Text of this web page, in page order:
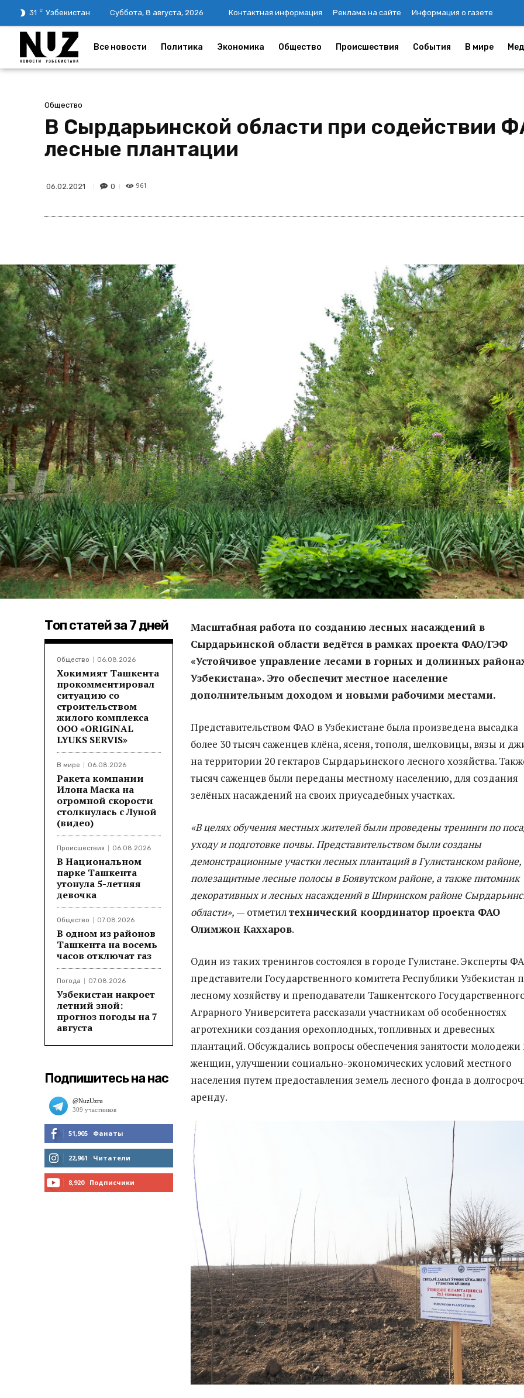
31 C Узбекистан Суббота, 8 августа, 2026 Контактная информация Реклама на сайте Информация о газете
Все новости Политика Экономика Общество Происшествия События В мире
Общество
В Сырдарьинской области при содействии
лесные плантации
06.02.2021 0 961
Топ статей за 7 дней
Общество 06.08.2026
Хокимият Ташкента
прокомментировал
ситуацию со
строительством
жилого комплекса
ООО «ORIGINAL
LYUKS SERVIS»
В мире 06.08.2026
Ракета компании
Илона Маска на
огромной скорости
столкнулась с Луной
(видео)
Происшествия 06.08.2026
В Национальном
парке Ташкента
утонула 5-летняя
девочка
Общество 07.08.2026
В одном из районов
Ташкента на восемь
часов отключат газ
Погода 07.08.2026
Узбекистан накроет
летний зной:
прогноз погоды на 7
августа
Подпишитесь на нас
51,905 Фанаты
МНЕ НРАВИТСЯ
22,961 Читатели
8,920 Подписчики
Масштабная работа по созданию лесных насаждений в
Сырдарьинской области ведётся в рамках проекта ФАО/ГЭФ
«Устойчивое управление лесами в горных и долинных
Узбекистана». Это обеспечит местное население
дополнительным доходом и новыми рабочими местами.
Представительством ФАО в Узбекистане была произведена высадка
более 30 тысяч саженцев клёна, ясеня, тополя, шелковицы, вязы и
на территории 20 гектаров Сырдарьинского лесного хозяйства.
тысяч саженцев были переданы местному населению, для создания
зелёных насаждений на своих приусадебных участках.
«В целях обучения местных жителей были проведены тренинги по
уходу и подготовке почвы. Представительством были созданы
демонстрационные участки лесных плантаций в Гулистанском районе,
полезащитные лесные полосы в Боявутском районе, а также питомник
декоративных и лесных насаждений в Ширинском районе
области», — отметилтехнический координатор проекта ФАО
Олимжон Каххаров.
Один из таких тренингов состоялся в городе Гулистане. Эксперты
представители Государственного комитета Республики Узбекистан
лесному хозяйству и преподаватели Ташкентского
Аграрного Университета рассказали участникам об особенностях
агротехники создания орехоплодных, топливных и древесных
плантаций. Обсуждались вопросы обеспечения занятости молодежи
женщин, улучшении социально-экономических условий местного
населения путем предоставления земель лесного фонда в
аренду.